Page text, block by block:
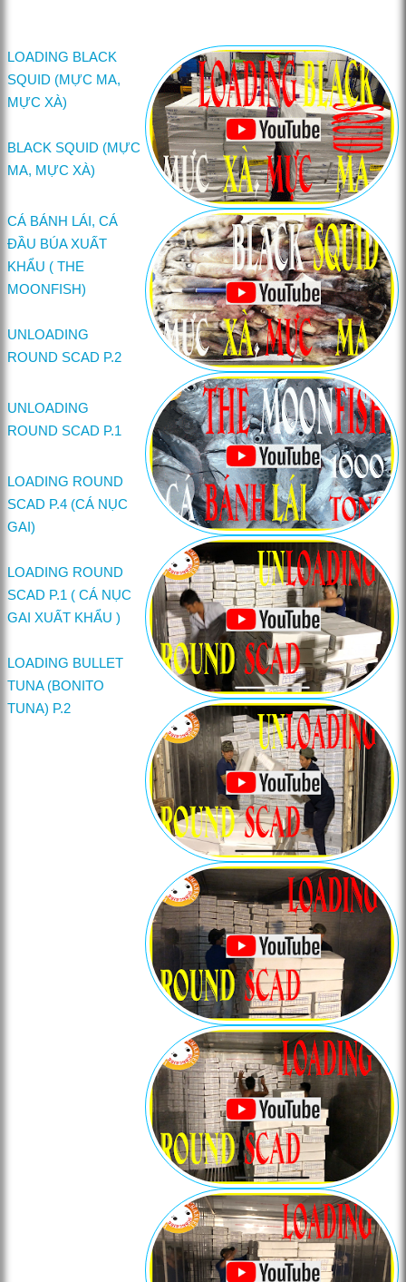
LOADING BLACK
SQUID (MỰC MA,
MỰC XÀ)
BLACK SQUID (MỰC
MA, MỰC XÀ)
CÁ BÁNH LÁI, CÁ
ĐẦU BÚA XUẤT
KHẨU ( THE
MOONFISH)
UNLOADING
ROUND SCAD P.2
UNLOADING
ROUND SCAD P.1
LOADING ROUND
SCAD P.4 (CÁ NỤC
GAI)
LOADING ROUND
SCAD P.1 ( CÁ NỤC
GAI XUẤT KHẨU )
LOADING BULLET
TUNA (BONITO
TUNA) P.2